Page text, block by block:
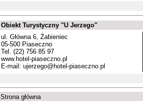
Obiekt Turystyczny "U Jerzego"
ul. Główna 6, Żabieniec
05-500 Piaseczno
Tel. (22) 756 85 97
www.hotel-piaseczno.pl
E-mail: ujerzego@hotel-piaseczno.pl
Strona główna